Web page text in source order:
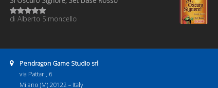
Valutato5
di Alberto Simoncello
Pendragon Game Studio srl
via Pattari, 6
Milano (M) 20122 – Italy